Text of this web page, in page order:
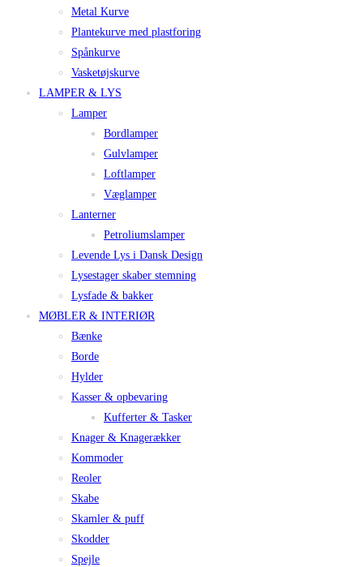
Metal Kurve
Plantekurve med plastforing
Spånkurve
Vasketøjskurve
LAMPER & LYS
Lamper
Bordlamper
Gulvlamper
Loftlamper
Væglamper
Lanterner
Petroliumslamper
Levende Lys i Dansk Design
Lysestager skaber stemning
Lysfade & bakker
MØBLER & INTERIØR
Bænke
Borde
Hylder
Kasser & opbevaring
Kufferter & Tasker
Knager & Knagerækker
Kommoder
Reoler
Skabe
Skamler & puff
Skodder
Spejle